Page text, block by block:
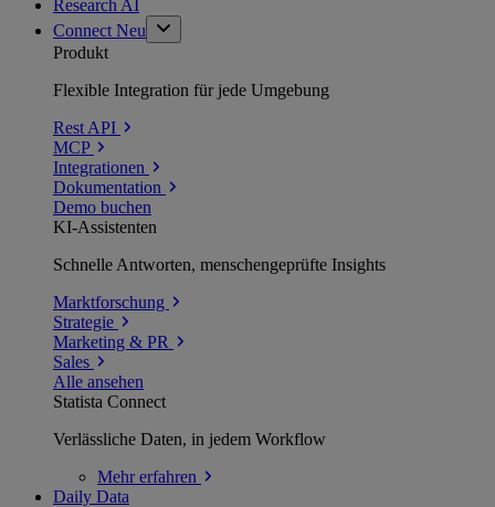
Research AI
Connect Neu
Produkt
Flexible Integration für jede Umgebung
Rest API
MCP
Integrationen
Dokumentation
Demo buchen
KI-Assistenten
Schnelle Antworten, menschengeprüfte Insights
Marktforschung
Strategie
Marketing & PR
Sales
Alle ansehen
Statista Connect
Verlässliche Daten, in jedem Workflow
Mehrerfahren
Daily Data